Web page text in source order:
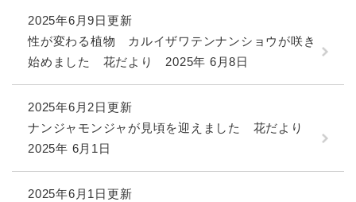
2025年6月9日更新
性が変わる植物 カルイザワテンナンショウが咲き
始めました 花だより 2025年 6月8日
2025年6月2日更新
ナンジャモンジャが見頃を迎えました 花だより
2025年 6月1日
2025年6月1日更新